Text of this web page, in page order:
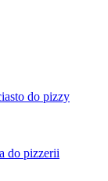
do pizzy
do pizzerii